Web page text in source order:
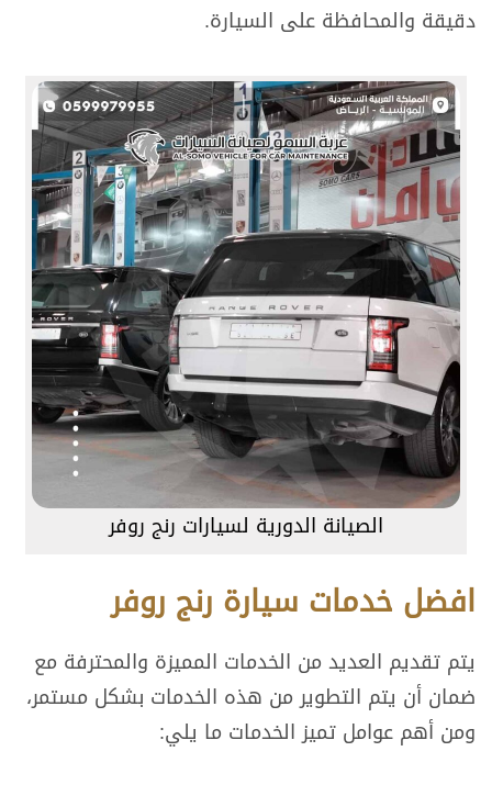
دقيقة والمحافظة على السيارة.
الصيانة الدورية لسيارات رنج روفر
افضل خدمات سيارة رنج روفر
يتم تقديم العديد من الخدمات المميزة والمحترفة مع
ضمان أن يتم التطوير من هذه الخدمات بشكل مستمر،
ومن أهم عوامل تميز الخدمات ما يلي: